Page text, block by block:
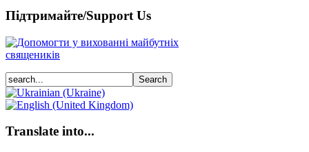
Підтримайте/Support Us
Translate into...